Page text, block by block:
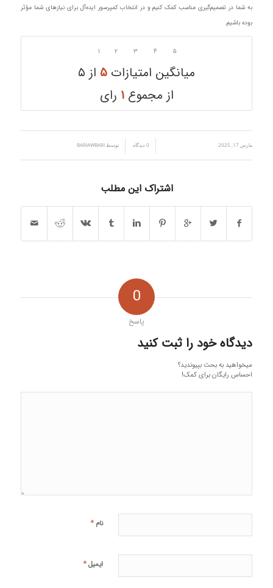
به شما در تصمیم‌گیری مناسب کمک کنیم و در انتخاب کمپرسور ایده‌آل برای نیازهای شما مؤثر
بوده باشیم.
۱ ۲ ۳ ۴ ۵
میانگین امتیازات ۵ از ۵
از مجموع۱ رای
مارس 17, 2025 0 دیدگاه توسط BARIAWBARI
اشتراک این مطلب
0
پاسخ
دیدگاه خود را ثبت کنید
میخواهید به بحث بپیوندید؟
احساس رایگان برای کمک!
نام *
ایمیل*